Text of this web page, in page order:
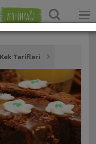
ZEYTİNYAĞI
Kek Tarifleri